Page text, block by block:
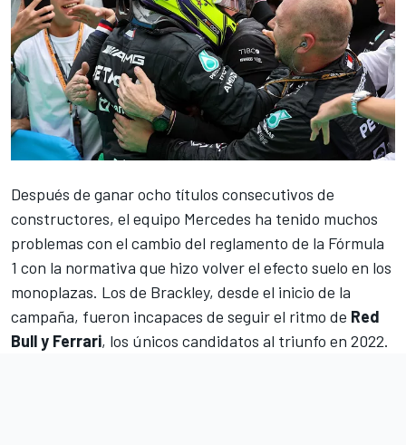
Después de ganar ocho títulos consecutivos de
constructores, el equipo Mercedes ha tenido muchos
problemas con el cambio del reglamento de la Fórmula
1 con la normativa que hizo volver el efecto suelo en los
monoplazas. Los de Brackley, desde el inicio de la
campaña, fueron incapaces de seguir el ritmo de Red
Bull y Ferrari, los únicos candidatos al triunfo en 2022.